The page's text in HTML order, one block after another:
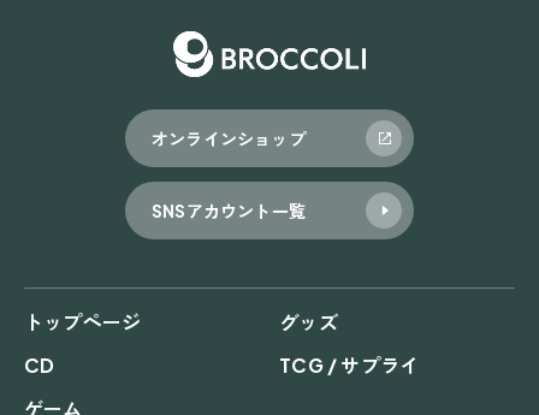
オンラインショップ
SNSアカウント一覧
トップページ
グッズ
CD
TCG / サプライ
ゲーム